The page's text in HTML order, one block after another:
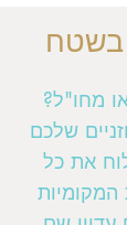
בשטח
מחו"ל?
שלכם
את כל
המקומיות